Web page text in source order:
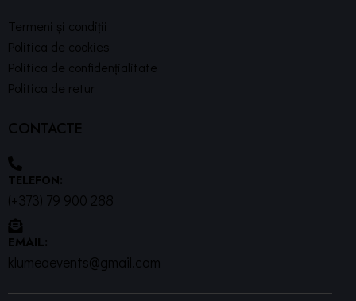
Termeni și condiții
Politica de cookies
Politica de confidențialitate
Politica de retur
CONTACTE
TELEFON:
(+373) 79 900 288
EMAIL:
klumeaevents@gmail.com